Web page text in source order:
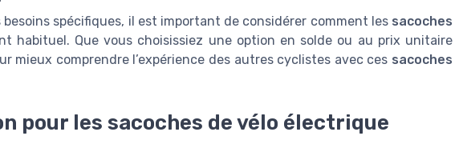
besoins spécifiques, il est important de considérer comment les sacoches
habituel. Que vous choisissiez une option en solde ou au prix unitaire
mieux comprendre l’expérience des autres cyclistes avec ces sacoches
pour les sacoches de vélo électrique